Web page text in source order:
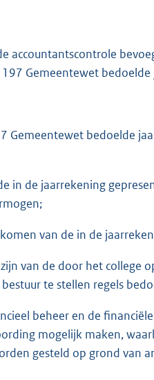
accountantscontrole
Gemeentewet
Gemeentewet bedoelde
in de jaarrekening
van de in de
van de door het college
te stellen regels
beheer en de
mogelijk maken,
gesteld op grond van